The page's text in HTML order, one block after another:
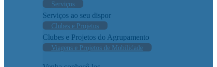
Serviços
Serviços ao seu dispor
Clubes e Projetos
Clubes e Projetos do Agrupamento
Viagens e Projetos de Mobilidade